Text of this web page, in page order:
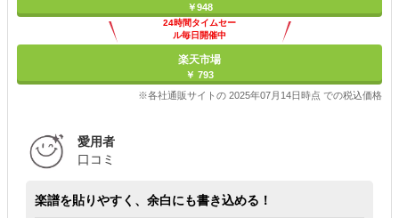
￥948
24時間タイムセー
ル毎日開催中
楽天市場
￥ 793
※各社通販サイトの 2025年07月14日時点 での税込価格
愛用者
口コミ
楽譜を貼りやすく、余白にも書き込める！